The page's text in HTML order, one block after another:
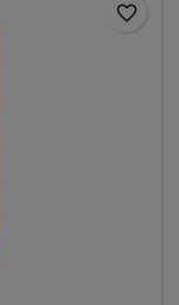
favorite_border